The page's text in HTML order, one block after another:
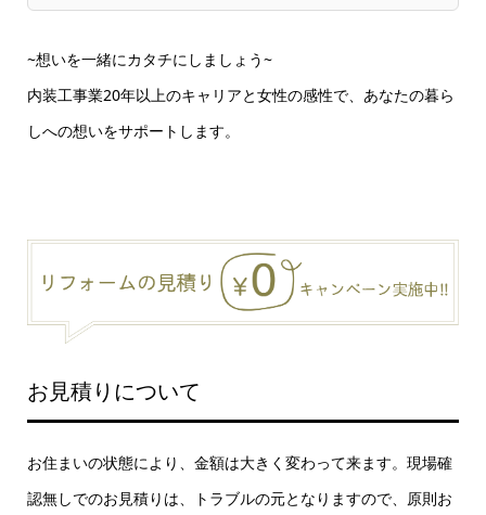
~想いを一緒にカタチにしましょう~
内装工事業20年以上のキャリアと女性の感性で、あなたの暮ら
しへの想いをサポートします。
お見積りについて
お住まいの状態により、金額は大きく変わって来ます。現場確
認無しでのお見積りは、トラブルの元となりますので、原則お